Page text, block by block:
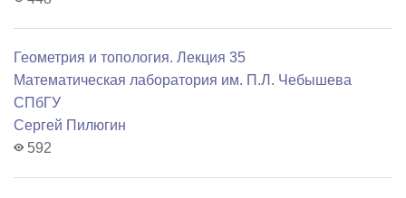
Геометрия и топология. Лекция 35
Математичеcкая лаборатория им. П.Л. Чебышева
СПбГУ
Сергей Пилюгин
592